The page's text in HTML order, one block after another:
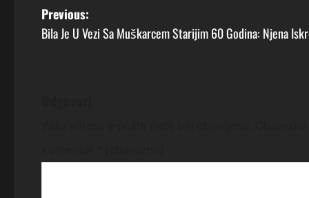
P
o
a
Previous:
Bila Je U Vezi Sa Muškarcem Starijim 60 Godina: Njena